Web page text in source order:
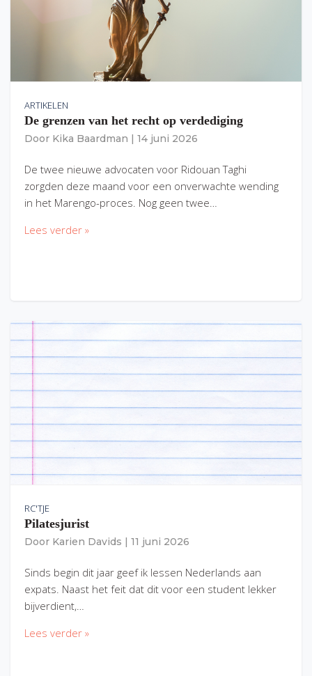
ARTIKELEN
De grenzen van het recht op verdediging
Door Kika Baardman 14 juni 2026
De twee nieuwe advocaten voor Ridouan Taghi
zorgden deze maand voor een onverwachte wending
in het Marengo-proces. Nog geen twee…
Lees verder »
RC'TJE
Pilatesjurist
Door Karien Davids 11 juni 2026
Sinds begin dit jaar geef ik lessen Nederlands aan
expats. Naast het feit dat dit voor een student lekker
bijverdient,…
Lees verder »